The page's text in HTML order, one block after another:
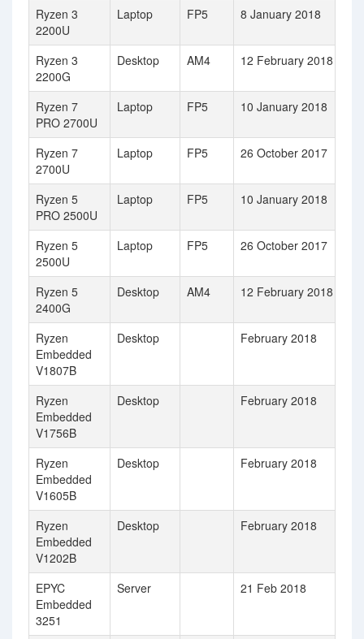
Ryzen 3
2200U
Laptop FP5 8 January 2018
Ryzen 3
2200G
Desktop AM4 12 February 2018
Ryzen 7
PRO 2700U
Laptop FP5 10 January 2018
Ryzen 7
2700U
Laptop FP5 26 October 2017
Ryzen 5
PRO 2500U
Laptop FP5 10 January 2018
Ryzen 5
2500U
Laptop FP5 26 October 2017
Ryzen 5
2400G
Desktop AM4 12 February 2018
Ryzen
Embedded
V1807B
Desktop February 2018
Ryzen
Embedded
V1756B
Desktop February 2018
Ryzen
Embedded
V1605B
Desktop February 2018
Ryzen
Embedded
V1202B
Desktop February 2018
EPYC
Embedded
3251
Server 21 Feb 2018